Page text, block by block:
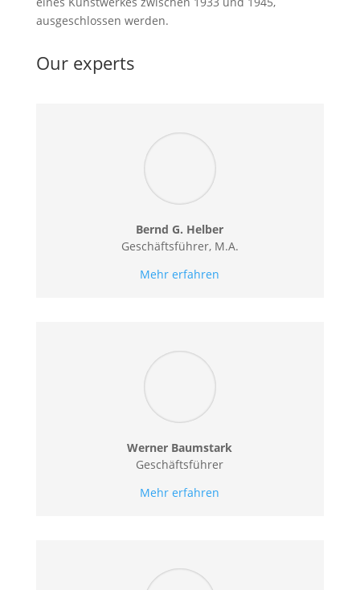
ausgeschlossen werden.
Our experts
Bernd G. Helber
Geschäftsführer, M.A.
Mehr erfahren
Werner Baumstark
Geschäftsführer
Mehr erfahren